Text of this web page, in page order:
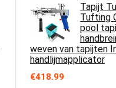
Tapijt
Tufting
pool
weven van tapijten
handlijmapplicator
€418.99